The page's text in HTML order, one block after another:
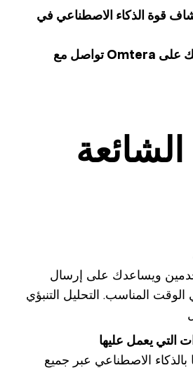
قوة الذكاء الاصطناعي في
تواصل مع Omtera وابدأ ببناء استراتيجيتك على
الشائعة
ويساعدك على إرسال
الوقت المناسب. التحليل التنبؤي
الاصطناعي عبر جميع